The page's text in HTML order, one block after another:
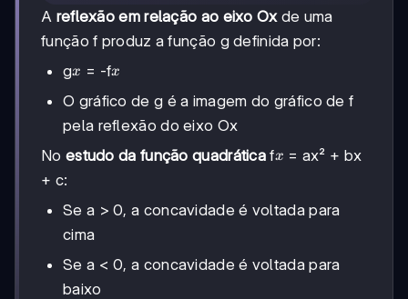
A reflexão em relação ao eixo Oxde uma
função f produz a função g definida por:
gx
x = -fx
x
O gráfico de g é a imagem do gráfico de f
pela reflexão do eixo Ox
No estudo da função quadrática fx
x = ax² + bx
+ c:
Se a > 0, a concavidade é voltada para
cima
Se a < 0, a concavidade é voltada para
baixo